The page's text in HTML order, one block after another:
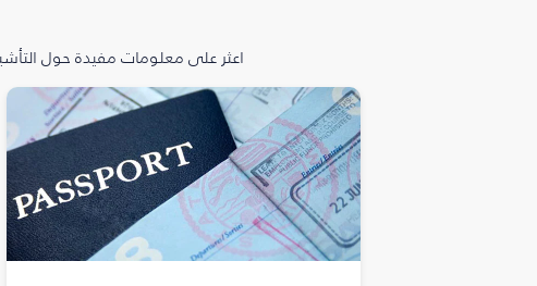
اعثر على معلومات مفيدة حول